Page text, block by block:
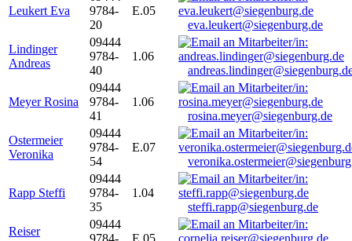
Leukert Eva
9784-
20
E.05
eva.leukert@siegenburg.de
Lindinger
Andreas
09444
9784-
40
1.06
Meyer Rosina
09444
9784-
41
1.06
rosina.meyer@siegenburg.de
Ostermeier
Veronika
09444
9784-
54
E.07
Rapp Steffi
09444
9784-
35
1.04
steffi.rapp@siegenburg.de
Reiser
09444